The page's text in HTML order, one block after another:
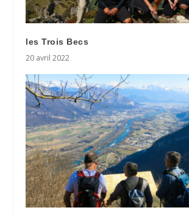
les Trois Becs
20 avril 2022